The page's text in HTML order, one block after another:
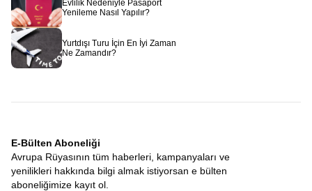
Evlilik Nedeniyle Pasaport
Yenileme Nasıl Yapılır?
Yurtdışı Turu İçin En İyi Zaman
Ne Zamandır?
E-Bülten Aboneliği
Avrupa Rüyasının tüm haberleri, kampanyaları ve
yenilikleri hakkında bilgi almak istiyorsan e bülten
aboneliğimize kayıt ol.